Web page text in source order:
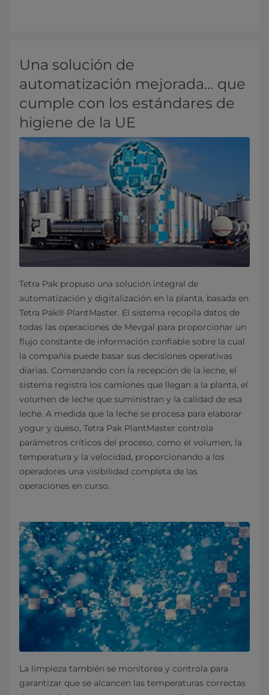
Una solución de
automatización mejorada… que
cumple con los estándares de
higiene de la UE
Tetra Pak propuso una solución integral de
automatización y digitalización en la planta, basada en
Tetra Pak® PlantMaster. El sistema recopila datos de
todas las operaciones de Mevgal para proporcionar un
flujo constante de información confiable sobre la cual
la compañía puede basar sus decisiones operativas
diarias. Comenzando con la recepción de la leche, el
sistema registra los camiones que llegan a la planta, el
volumen de leche que suministran y la calidad de esa
leche. A medida que la leche se procesa para elaborar
yogur y queso, Tetra Pak PlantMaster controla
parámetros críticos del proceso, como el volumen, la
temperatura y la velocidad, proporcionando a los
operadores una visibilidad completa de las
operaciones en curso.
La limpieza también se monitorea y controla para
garantizar que se alcancen las temperaturas correctas